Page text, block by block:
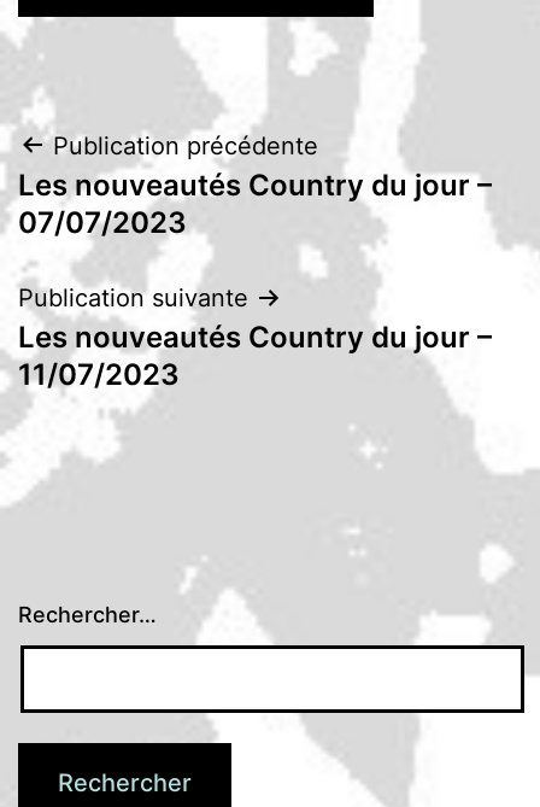
Navigation
de
l’article
Publication précédente
Les nouveautés Country du jour –
07/07/2023
Publication suivante
Les nouveautés Country du jour –
11/07/2023
Rechercher…